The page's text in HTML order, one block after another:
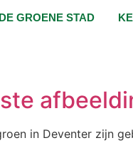
DE GROENE STAD
in Deventer zijn